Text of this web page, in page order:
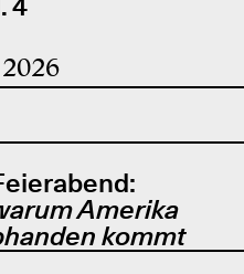
Amerika
kommt